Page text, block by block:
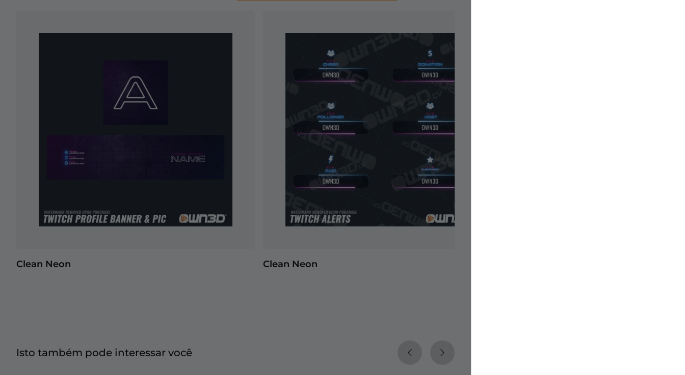
Clean Neon Clean Neon
Isto também pode interessar você